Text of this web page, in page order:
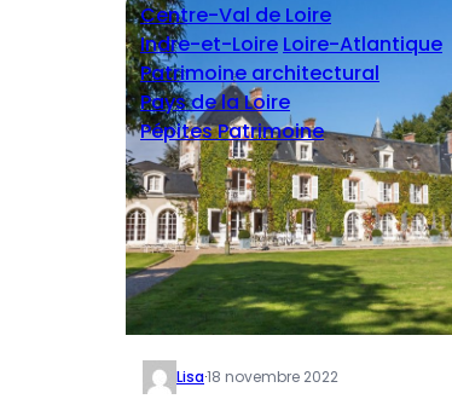
Centre-Val de Loire
Indre-et-Loire Loire-Atlantique
Patrimoine architectural
Pays de la Loire
Pépites Patrimoine
Lisa·18 novembre 2022